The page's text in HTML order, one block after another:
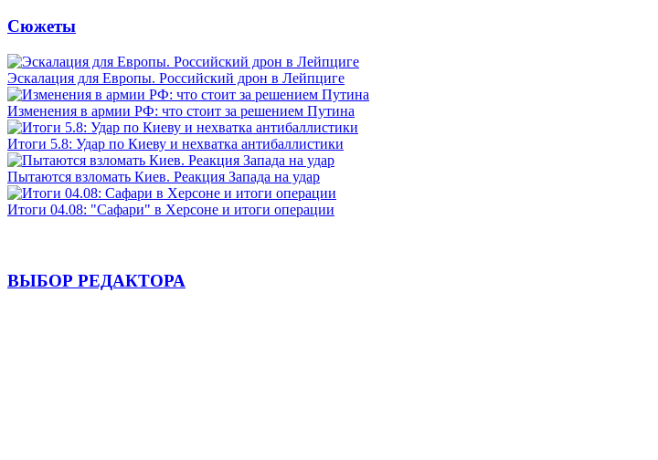
Сюжеты
Эскалация для Европы. Российский дрон в Лейпциге
Изменения в армии РФ: что стоит за решением Путина
Итоги 5.8: Удар по Киеву и нехватка антибаллистики
Пытаются взломать Киев. Реакция Запада на удар
Итоги 04.08: "Сафари" в Херсоне и итоги операции
ВЫБОР РЕДАКТОРА